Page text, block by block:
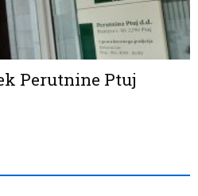
Perutnine Ptuj